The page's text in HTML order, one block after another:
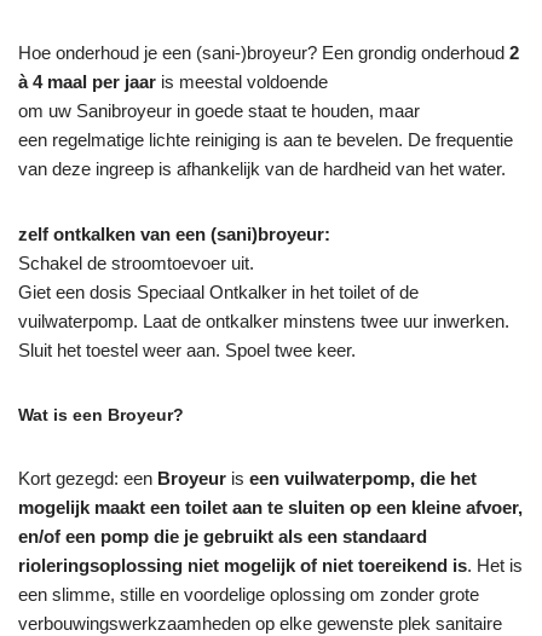
Hoe onderhoud je een (sani-)broyeur? Een grondig onderhoud 2
à 4 maal per jaar is meestal voldoende
om uw Sanibroyeur in goede staat te houden, maar
een regelmatige lichte reiniging is aan te bevelen. De frequentie
van deze ingreep is afhankelijk van de hardheid van het water.
zelf ontkalken van een (sani)broyeur:
Schakel de stroomtoevoer uit.
Giet een dosis Speciaal Ontkalker in het toilet of de
vuilwaterpomp. Laat de ontkalker minstens twee uur inwerken.
Sluit het toestel weer aan. Spoel twee keer.
Wat is een Broyeur?
Kort gezegd: een Broyeur is een vuilwaterpomp, die het
mogelijk maakt een toilet aan te sluiten op een kleine afvoer,
en/of een pomp die je gebruikt als een standaard
rioleringsoplossing niet mogelijk of niet toereikend is. Het is
een slimme, stille en voordelige oplossing om zonder grote
verbouwingswerkzaamheden op elke gewenste plek sanitaire